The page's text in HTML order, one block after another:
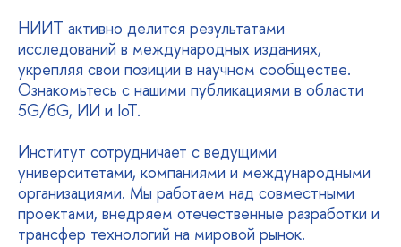
НИИТ активно делится результатами
исследований в международных изданиях,
укрепляя свои позиции в научном сообществе.
Ознакомьтесь с нашими публикациями в области
5G/6G, ИИ и IoT.
Институт сотрудничает с ведущими
университетами, компаниями и международными
организациями. Мы работаем над совместными
проектами, внедряем отечественные разработки и
трансфер технологий на мировой рынок.